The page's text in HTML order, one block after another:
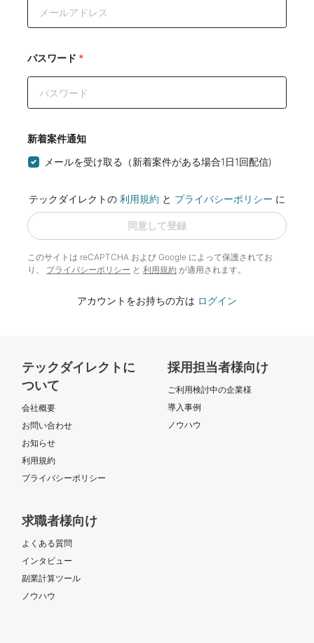
パスワード *
新着案件通知
メールを受け取る（新着案件がある場合1日1回配信)
テックダイレクトの 利用規約 と プライバシーポリシー に
同意して登録
このサイトは reCAPTCHA および Google によって保護されてお
り、 プライバシーポリシー と 利用規約 が適用されます。
アカウントをお持ちの方は ログイン
テックダイレクトに
ついて
会社概要
お問い合わせ
お知らせ
利用規約
プライバシーポリシー
採用担当者様向け
ご利用検討中の企業様
導入事例
ノウハウ
求職者様向け
よくある質問
インタビュー
副業計算ツール
ノウハウ